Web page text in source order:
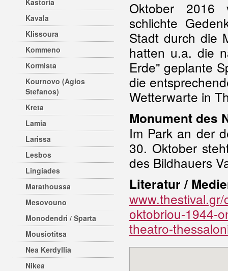
Kastoria
Kavala
Klissoura
Kommeno
Kormista
Kournovo (Agios
Stefanos)
Kreta
Lamia
Larissa
Lesbos
Lingiades
Marathoussa
Mesovouno
Monodendri / Sparta
Mousiotitsa
Nea Kerdyllia
Nikea
Oktober 2016
schlichte
Stadt durch die
hatten u.a. die
Erde" geplante
die
Wetterwarte in
Monument des
Im Park an der
30. Oktober
des Bildhauers
Literatur /
oktobriou-1944-
theatro-